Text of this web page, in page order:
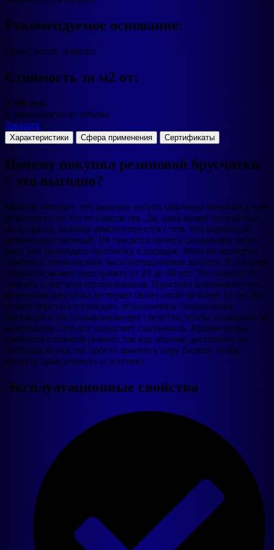
Рекомендуемое основание:
Грунт, бетон, асфальт.
Стоимость за м2 от:
4 500 руб.
в зависимости от объема
Заказать
Характеристики Сфера применения Сертификаты
Почему покупка резиновой брусчатки
– это выгодно?
Многие считают, что дешевле купить обычную брусчатку, чем
резиновую, но это не совсем так. Да, цена может отличаться,
но по факту разница компенсируется с тем, что вариант из
резины долговечный. Не придется ничего поправлять через
пару лет, приводить брусчатку в порядок. Многие эксперты
отмечают очень низкие эксплуатационные затраты. В среднем
покрытие может прослужить от 20 до 40 лет. Это зависит от
способа и частоты использования. Практика показывает, что
резиновая брусчатка не теряет своих свойств более 10 лет. Не
нужно бороться с наледью, использовать специальные
чистящие и восстанавливающие средства, чтобы ухаживать за
материалом. Это все позволяет сэкономить. Крайне редко
требуется сложный ремонт, так как обычно достаточно на
небольшом участке просто заменить пару блоков, чтобы
вернуть практичность и эстетику.
Эксплуатационные свойства